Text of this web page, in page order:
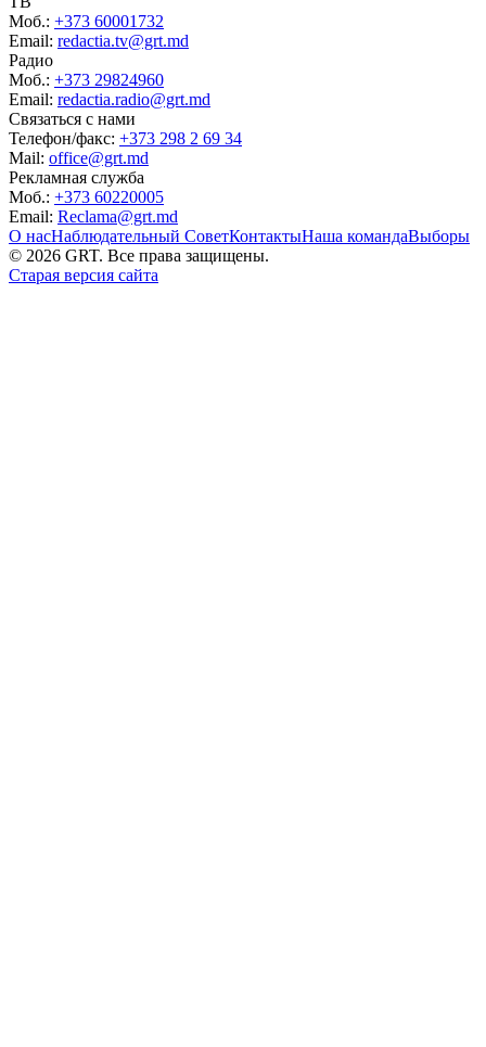
Моб.: +373 60001732
Email: redactia.tv@grt.md
Радио
Моб.: +373 29824960
Email: redactia.radio@grt.md
Связаться с нами
Телефон/факс: +373 298 2 69 34
Mail: office@grt.md
Рекламная служба
Моб.: +373 60220005
Email: Reclama@grt.md
О насНаблюдательный СоветКонтактыНаша командаВыборы
© 2026 GRT. Все права защищены.
Старая версия сайта